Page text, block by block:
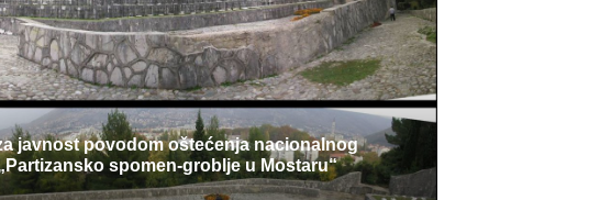
javnost povodom oštećenja nacionalnog
spomen-groblje u Mostaru“